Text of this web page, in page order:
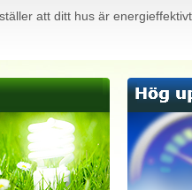
att ditt hus är